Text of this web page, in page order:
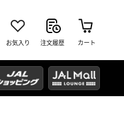
お気入り 注文履歴 カート